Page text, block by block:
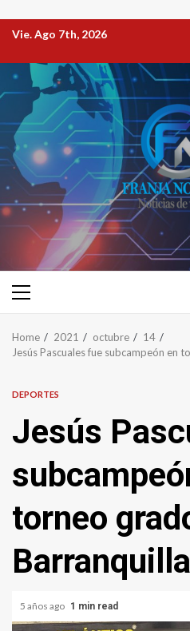
Vie. Ago 7th, 2026
Home 2021 octubre
14
Jesús Pascuales fue subcampeón en
DEPORTES
Jesús
torneo
Barranquilla
5 años ago 1 min read